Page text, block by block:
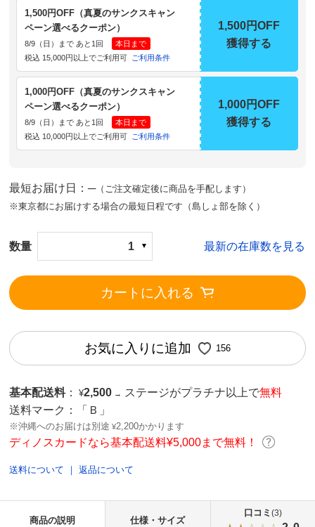
1,500円OFF（真夏のサンクスキャン
ペーン選べるクーポン）
8/9（日）まで あと1回
本日まで
税込 15,000円以上でご利用可
ご利用条件
1,500円OFF
獲得する
1,000円OFF（真夏のサンクスキャン
ペーン選べるクーポン）
8/9（日）まで あと1回
本日まで
税込 10,000円以上でご利用可
ご利用条件
1,000円OFF
獲得する
最短お届け日：─（ご注文確定後に商品を手配します）
※東京都にお届けする場合の最短日程です（島しょ部を除く）
数量 1 最新の在庫数を見る
カートに入れる
お気に入りに追加 156
基本配送料 ： ¥2,500 → ステージがプラチナ以上で無料
送料マーク：
「Ｂ」
※沖縄へのお届けは別途 ¥2,200かかります
ディノスカードなら基本配送料¥5,000まで無料！
送料について ｜返品について
商品の説明 仕様・サイズ
口コミ (3)